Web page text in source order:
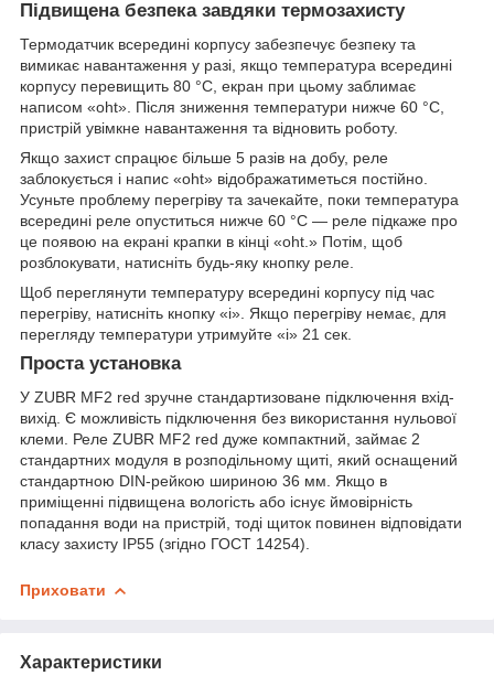
Підвищена безпека завдяки термозахисту
Термодатчик всередині корпусу забезпечує безпеку та
вимикає навантаження у разі, якщо температура всередині
корпусу перевищить 80 °С, екран при цьому заблимає
написом «oht». Після зниження температури нижче 60 °С,
пристрій увімкне навантаження та відновить роботу.
Якщо захист спрацює більше 5 разів на добу, реле
заблокується і напис «oht» відображатиметься постійно.
Усуньте проблему перегріву та зачекайте, поки температура
всередині реле опуститься нижче 60 °С — реле підкаже про
це появою на екрані крапки в кінці «oht.» Потім, щоб
розблокувати, натисніть будь-яку кнопку реле.
Щоб переглянути температуру всередині корпусу під час
перегріву, натисніть кнопку «i». Якщо перегріву немає, для
перегляду температури утримуйте «i» 21 сек.
Проста установка
У ZUBR MF2 red зручне стандартизоване підключення вхід-
вихід. Є можливість підключення без використання нульової
клеми. Реле ZUBR MF2 red дуже компактний, займає 2
стандартних модуля в розподільному щиті, який оснащений
стандартною DIN-рейкою шириною 36 мм. Якщо в
приміщенні підвищена вологість або існує ймовірність
попадання води на пристрій, тоді щиток повинен відповідати
класу захисту IP55 (згідно ГОСТ 14254).
Приховати
Характеристики